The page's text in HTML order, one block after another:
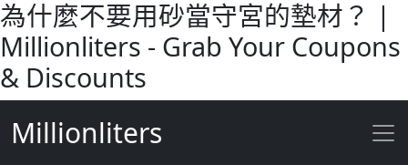
為什麼不要用砂當守宮的墊材？ |
Millionliters - Grab Your Coupons
& Discounts
Millionliters